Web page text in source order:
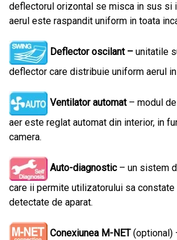
deflectorul orizontal se misca in sus si
aerul este raspandit uniform in toata
Deflector oscilant – unitatile
deflector care distribuie uniform aerul
Ventilator automat– modul
aer este reglat automat din interior, in
camera.
Auto-diagnostic– un sistem
care ii permite utilizatorului sa
detectate de aparat.
Conexiunea M-NET(optional)